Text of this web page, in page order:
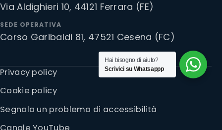
Via Aldighieri 10, 44121 Ferrara (FE)
SEDE OPERATIVA
Corso Garibaldi 81, 47521 Cesena (FC)
Privacy policy
Cookie policy
Segnala un problema di accessibilità
Hai bisogno di aiuto?
Scrivici su Whatsappp